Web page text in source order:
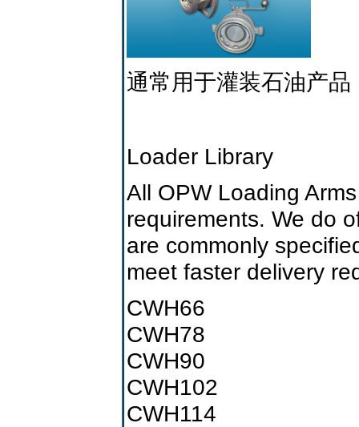
通常用于灌装石油产
Loader Library
All OPW Loading
requirements. We do
are commonly
meet faster delivery
CWH66
CWH78
CWH90
CWH102
CWH114